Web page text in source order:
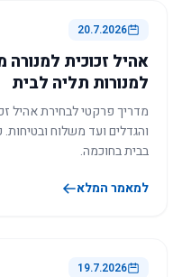
20.7.2026
למנורות תליה לבית
מדריך פרקטי לבחירת אהיל
והגדלים ועד משלוח
בבית בחוכמה.
למאמר המלא
19.7.2026